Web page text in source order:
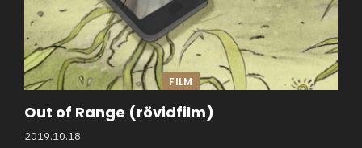
FILM
Out of Range (rövidfilm)
2019.10.18